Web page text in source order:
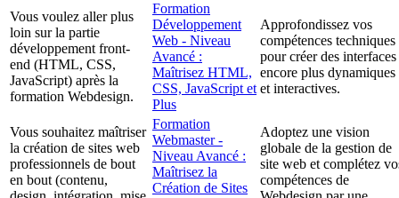
Vous voulez aller plus
loin sur la partie
développement front-
end (HTML, CSS,
JavaScript) après la
formation Webdesign.
Formation
Développement
Web - Niveau
Avancé :
Maîtrisez HTML,
CSS, JavaScript et
Plus
Approfondissez vos
compétences techniques
pour créer des interfaces
encore plus dynamiques
et interactives.
Vous souhaitez maîtriser
la création de sites web
professionnels de bout
en bout (contenu,
Formation
Webmaster -
Niveau Avancé :
Maîtrisez la
Création de Sites
Adoptez une vision
globale de la gestion de
site web et complétez
compétences de